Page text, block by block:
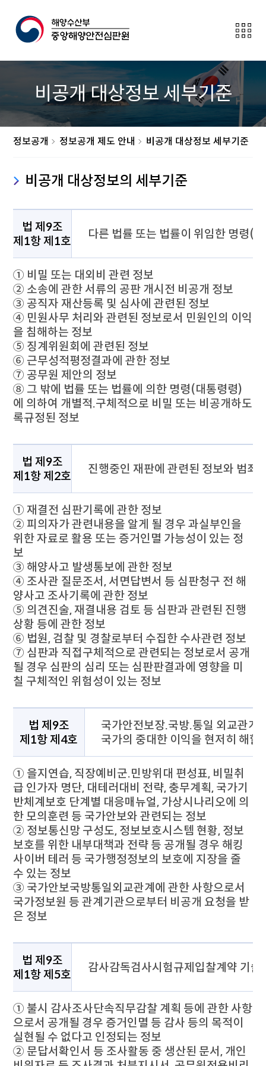
전
체
뉴
보
기
버
튼
비공개 대상정보 세부기준
정보공개 정보공개 제도 안내 비공개 대상정보 세부기준
비공개 대상정보의 세부기준
법 제9조
제1항 제1호
다른 법률 또는 법률이 위임한 명령(
① 비밀 또는 대외비 관련 정보
② 소송에 관한 서류의 공판 개시전 비공개 정보
③ 공직자 재산등록 및 심사에 관련된 정보
④ 민원사무 처리와 관련된 정보로서 민원인의 이익
을 침해하는 정보
⑤ 징계위원회에 관련된 정보
⑥ 근무성적평정결과에 관한 정보
⑦ 공무원 제안의 정보
⑧ 그 밖에 법률 또는 법률에 의한 명령(대통령령)
에 의하여 개별적.구체적으로 비밀 또는 비공개하도
록규정된 정보
법 제9조
제1항 제2호
진행중인 재판에 관련된 정보와 범죄
① 재결전 심판기록에 관한 정보
② 피의자가 관련내용을 알게 될 경우 과실부인을
위한 자료로 활용 또는 증거인멸 가능성이 있는 정
보
③ 해양사고 발생통보에 관한 정보
④ 조사관 질문조서, 서면답변서 등 심판청구 전 해
양사고 조사기록에 관한 정보
⑤ 의견진술, 재결내용 검토 등 심판과 관련된 진행
상황 등에 관한 정보
⑥ 법원, 검찰 및 경찰로부터 수집한 수사관련 정보
⑦ 심판과 직접구체적으로 관련되는 정보로서 공개
될 경우 심판의 심리 또는 심판판결과에 영향을 미
칠 구체적인 위험성이 있는 정보
법 제9조
제1항 제4호
국가안전보장.국방.통일 외교관계
국가의 중대한 이익을 현저히 해할
① 을지연습, 직장예비군.민방위대 편성표, 비밀취
급 인가자 명단, 대테러대비 전략, 충무계획, 국가기
반체계보호 단계별 대응매뉴얼, 가상시나리오에 의
한 모의훈련 등 국가안보와 관련되는 정보
② 정보통신망 구성도, 정보보호시스템 현황, 정보
보호를 위한 내부대책과 전략 등 공개될 경우 해킹
사이버 테러 등 국가행정정보의 보호에 지장을 줄
수 있는 정보
③ 국가안보국방통일외교관계에 관한 사항으로서
국가정보원 등 관계기관으로부터 비공개 요청을 받
은 정보
법 제9조
제1항 제5호
감사감독검사시험규제입찰계약 기
① 불시 감사조사단속직무감찰 계획 등에 관한 사항
으로서 공개될 경우 증거인멸 등 감사 등의 목적이
실현될 수 없다고 인정되는 정보
② 문답서확인서 등 조사활동 중 생산된 문서, 개인